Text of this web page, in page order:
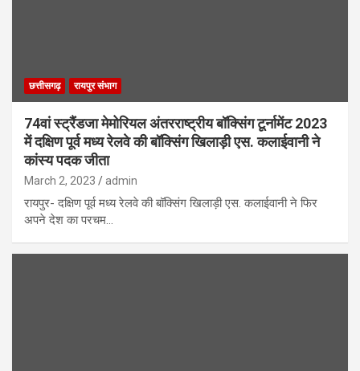
छत्तीसगढ़ रायपुर संभाग
74वां स्ट्रैंडजा मेमोरियल अंतरराष्ट्रीय बॉक्सिंग टूर्नामेंट 2023
में दक्षिण पूर्व मध्य रेलवे की बॉक्सिंग खिलाड़ी एस. कलाईवानी ने
कांस्य पदक जीता
March 2, 2023 admin
रायपुर- दक्षिण पूर्व मध्य रेलवे की बॉक्सिंग खिलाड़ी एस. कलाईवानी ने फिर
अपने देश का परचम…